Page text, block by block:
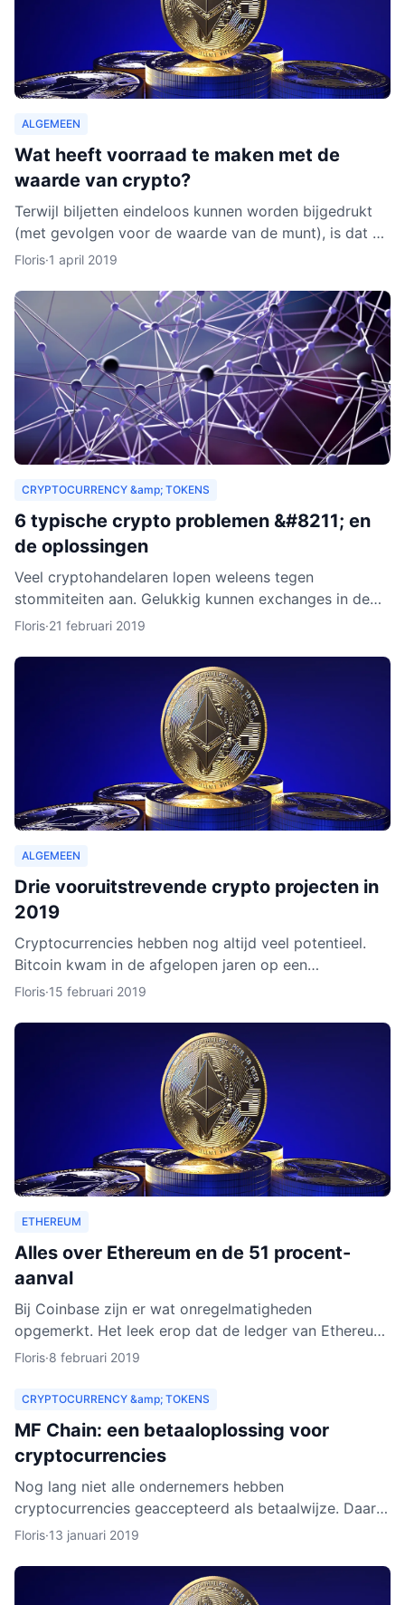
ALGEMEEN
Wat heeft voorraad te maken met de
waarde van crypto?
Terwijl biljetten eindeloos kunnen worden bijgedrukt
(met gevolgen voor de waarde van de munt), is dat bij
cryptocurrencies anders. Hoe werkt dit nu eigenlijk p
Floris·1 april 2019
CRYPTOCURRENCY &amp; TOKENS
6 typische crypto problemen &#8211; en
de oplossingen
Veel cryptohandelaren lopen weleens tegen
stommiteiten aan. Gelukkig kunnen exchanges in de
meeste gevallen helpen. Helaas zijn er ook gevallen
Floris·21 februari 2019
ALGEMEEN
Drie vooruitstrevende crypto projecten in
2019
Cryptocurrencies hebben nog altijd veel potentieel.
Bitcoin kwam in de afgelopen jaren op een
hoogtepunt te staan en Ethereum volgde in rap
Floris·15 februari 2019
ETHEREUM
Alles over Ethereum en de 51 procent-
aanval
Bij Coinbase zijn er wat onregelmatigheden
opgemerkt. Het leek erop dat de ledger van Ethereum
Classic werd herschreven. Dat zou betekenen dat
Floris·8 februari 2019
CRYPTOCURRENCY &amp; TOKENS
MF Chain: een betaaloplossing voor
cryptocurrencies
Nog lang niet alle ondernemers hebben
cryptocurrencies geaccepteerd als betaalwijze. Daar
wil MF Chain een verandering in maken. Het bedrijf wil
Floris·13 januari 2019